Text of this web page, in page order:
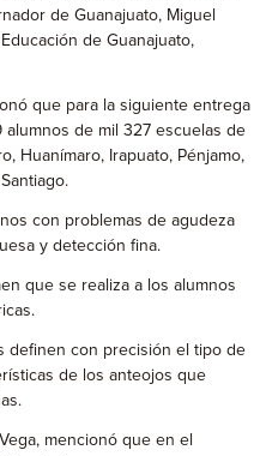
de Guanajuato, Miguel
de Guanajuato,
que para la siguiente entrega
alumnos de mil 327 escuelas de
Huanímaro, Irapuato, Pénjamo,
con problemas de agudeza
y detección fina.
que se realiza a los alumnos
definen con precisión el tipo de
de los anteojos que
mencionó que en el